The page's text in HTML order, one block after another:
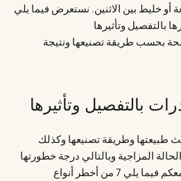
أو خليط بين الاثنين. نستعرض فيما يلي
بالتفصيل وتأثيرها
بحسب طريقة تصنيعها ونتيجة
بالتفصيل وتأثيرها
طبيعتها وطريقة تصنيعها وكذلك
المزاجية وبالتالي درجة خطورتها
على الإنسان، لذا نستعرض معكم فيما يلي 7 من أخطر أنواع